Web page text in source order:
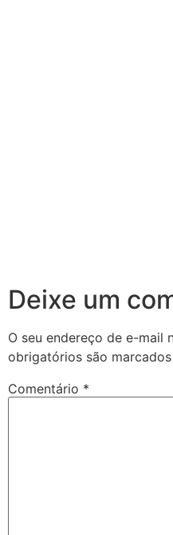
Deixe um
O seu endereço de e-mail
obrigatórios são
Comentário *